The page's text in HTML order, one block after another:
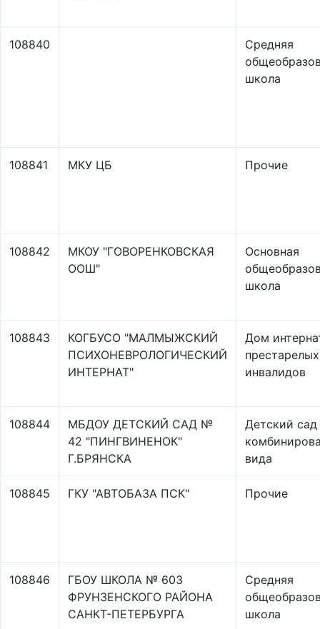
108840
Средняя
школа
108841 МКУ ЦБ Прочие
108842
МКОУ "ГОВОРЕНКОВСКАЯ
ООШ"
Основная
школа
108843
КОГБУСО "МАЛМЫЖСКИЙ
ПСИХОНЕВРОЛОГИЧЕСКИЙ
ИНТЕРНАТ"
Дом
инвалидов
108844
МБДОУ ДЕТСКИЙ САД №
42 "ПИНГВИНЕНОК"
Г.БРЯНСКА
Детский сад
вида
108845 ГКУ "АВТОБАЗА ПСК" Прочие
108846
ГБОУ ШКОЛА № 603
ФРУНЗЕНСКОГО РАЙОНА
САНКТ-ПЕТЕРБУРГА
Средняя
школа